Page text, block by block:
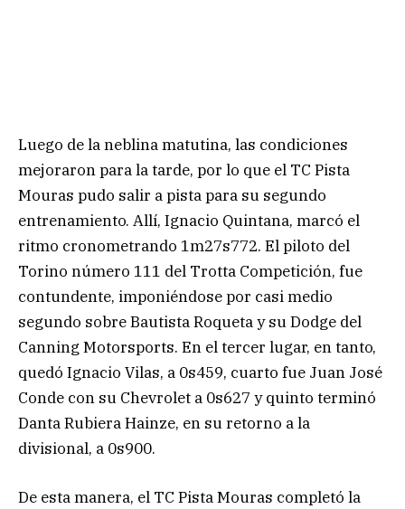
Luego de la neblina matutina, las condiciones
mejoraron para la tarde, por lo que el TC Pista
Mouras pudo salir a pista para su segundo
entrenamiento. Allí, Ignacio Quintana, marcó el
ritmo cronometrando 1m27s772. El piloto del
Torino número 111 del Trotta Competición, fue
contundente, imponiéndose por casi medio
segundo sobre Bautista Roqueta y su Dodge del
Canning Motorsports. En el tercer lugar, en tanto,
quedó Ignacio Vilas, a 0s459, cuarto fue Juan José
Conde con su Chevrolet a 0s627 y quinto terminó
Danta Rubiera Hainze, en su retorno a la
divisional, a 0s900.
De esta manera, el TC Pista Mouras completó la